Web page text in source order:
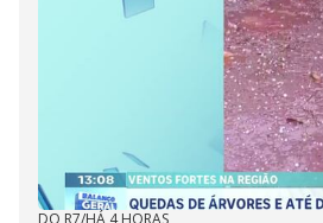
DO R7/HÁ 4 HORAS